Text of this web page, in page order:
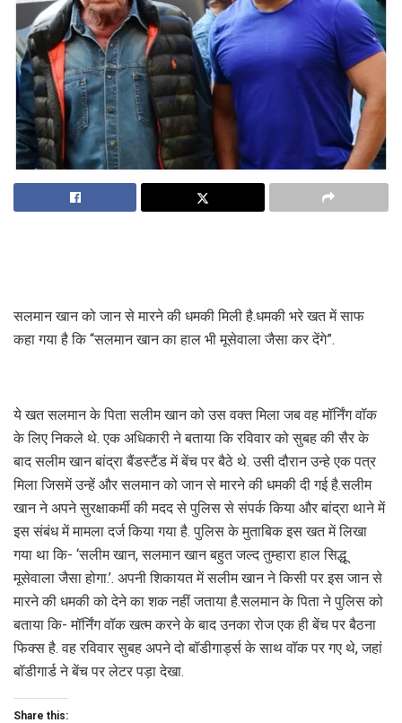
सलमान खान को जान से मारने की धमकी मिली है.धमकी भरे खत में साफ
कहा गया है कि “सलमान खान का हाल भी मूसेवाला जैसा कर देंगे”.
ये खत सलमान के पिता सलीम खान को उस वक्त मिला जब वह मॉर्निंग वॉक
के लिए निकले थे. एक अधिकारी ने बताया कि रविवार को सुबह की सैर के
बाद सलीम खान बांद्रा बैंडस्टैंड में बेंच पर बैठे थे. उसी दौरान उन्हे एक पत्र
मिला जिसमें उन्हें और सलमान को जान से मारने की धमकी दी गई है.सलीम
खान ने अपने सुरक्षाकर्मी की मदद से पुलिस से संपर्क किया और बांद्रा थाने में
इस संबंध में मामला दर्ज किया गया है. पुलिस के मुताबिक इस खत में लिखा
गया था कि- ‘सलीम खान, सलमान खान बहुत जल्द तुम्हारा हाल सिद्धू
मूसेवाला जैसा होगा.’. अपनी शिकायत में सलीम खान ने किसी पर इस जान से
मारने की धमकी को देने का शक नहीं जताया है.सलमान के पिता ने पुलिस को
बताया कि- मॉर्निंग वॉक खत्म करने के बाद उनका रोज एक ही बेंच पर बैठना
फिक्स है. वह रविवार सुबह अपने दो बॉडीगार्ड्स के साथ वॉक पर गए थे, जहां
बॉडीगार्ड ने बेंच पर लेटर पड़ा देखा.
Share this: